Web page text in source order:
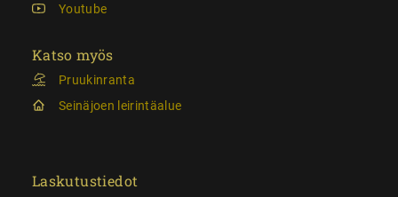
Youtube
Katso myös
Pruukinranta
Seinäjoen leirintäalue
Laskutustiedot